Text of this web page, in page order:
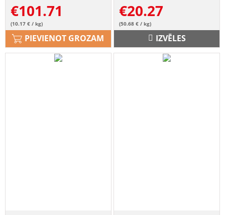
€101.71
(10.17 € / kg)
PIEVIENOT GROZAM
€20.27
(50.68 € / kg)
IZVĒLES